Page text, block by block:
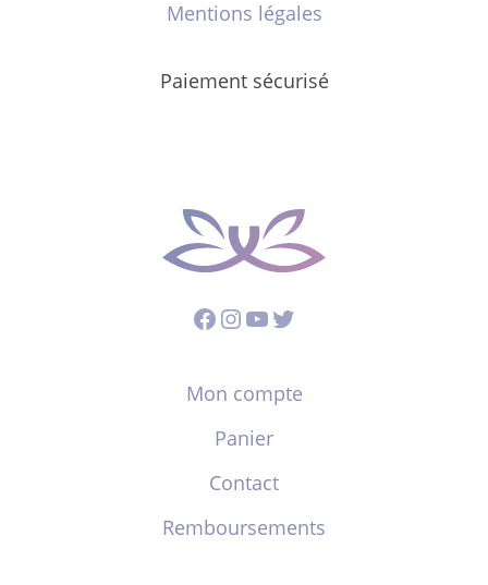
Mentions légales
Paiement sécurisé
Facebook
Instagram
YouTube
Twitter
Mon compte
Panier
Contact
Remboursements